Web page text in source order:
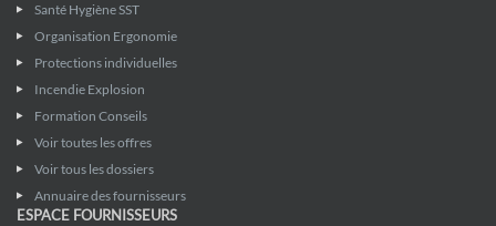
Santé Hygiène SST
Organisation Ergonomie
Protections individuelles
Incendie Explosion
Formation Conseils
Voir toutes les offres
Voir tous les dossiers
Annuaire des fournisseurs
ESPACE FOURNISSEURS